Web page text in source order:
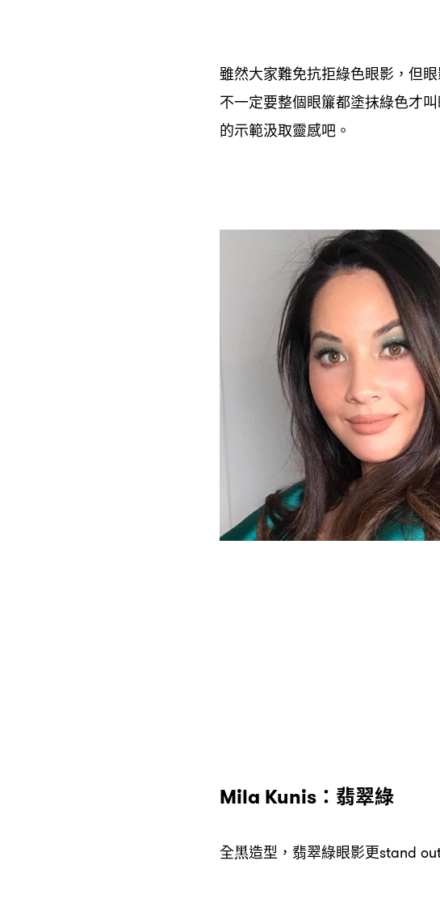
雖然大家難免抗拒綠色眼影 ， 但
不一定要整個眼簾都塗抹綠色才
的示範汲取靈感吧。
Mila Kunis： 翡翠綠
全黑造型 ， 翡翠綠眼影更stand